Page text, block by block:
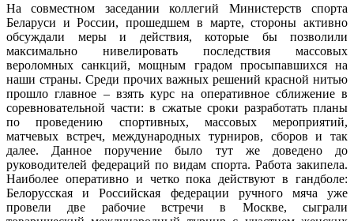
На совместном заседании коллегий Министерств спорта
Беларуси и России, прошедшем в марте, стороны активно
обсуждали меры и действия, которые бы позволили
максимально нивелировать последствия массовых
вероломных санкций, мощным градом просыпавшихся на
наши страны. Среди прочих важных решений красной нитью
прошло главное – взять курс на оперативное сближение в
соревновательной части: в сжатые сроки разработать планы
по проведению спортивных, массовых мероприятий,
матчевых встреч, международных турниров, сборов и так
далее. Данное поручение было тут же доведено до
руководителей федераций по видам спорта. Работа закипела.
Наиболее оперативно и четко пока действуют в гандболе:
Белорусская и Российская федерации ручного мяча уже
провели две рабочие встречи в Москве, сыграли